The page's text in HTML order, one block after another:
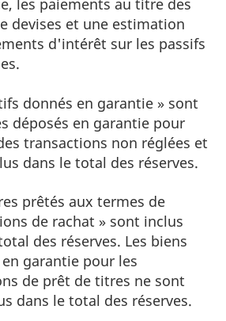
les paiements au titre des
devises et une estimation
d'intérêt sur les passifs
donnés en garantie » sont
déposés en garantie pour
transactions non réglées et
dans le total des réserves.
de la note de bas de page
prêtés aux termes de
de rachat » sont inclus
des réserves. Les biens
garantie pour les
de prêt de titres ne sont
dans le total des réserves.
de la note de bas de page